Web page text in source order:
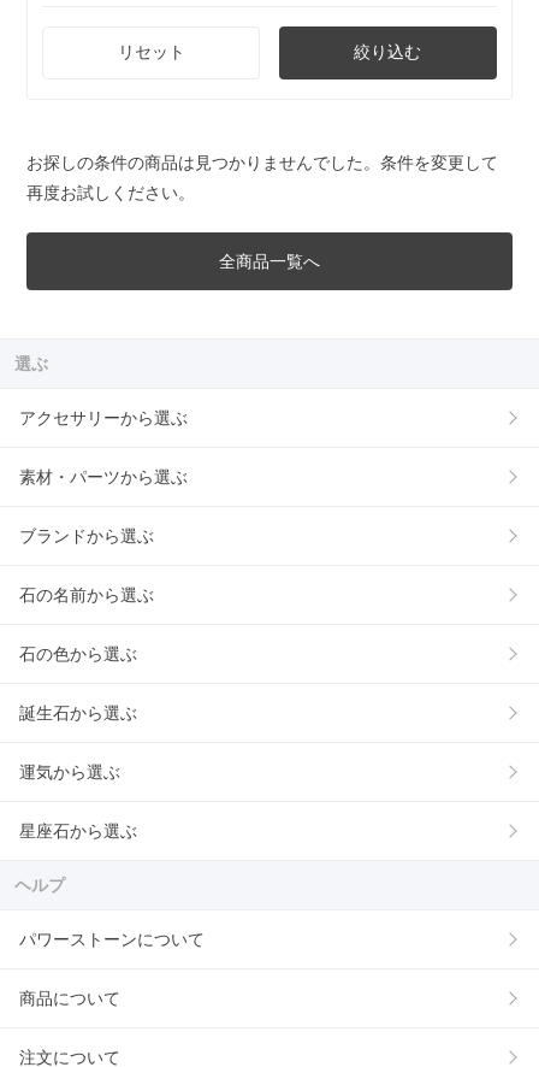
リセット 絞り込む
お探しの条件の商品は見つかりませんでした。条件を変更して
再度お試しください。
全商品一覧へ
選ぶ
アクセサリーから選ぶ
素材・パーツから選ぶ
ブランドから選ぶ
石の名前から選ぶ
石の色から選ぶ
誕生石から選ぶ
運気から選ぶ
星座石から選ぶ
ヘルプ
パワーストーンについて
商品について
注文について